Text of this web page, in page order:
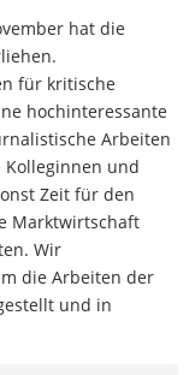
hat die
für kritische
hochinteressante
Arbeiten
Kolleginnen und
Zeit für den
Marktwirtschaft
Wir
die Arbeiten der
und in